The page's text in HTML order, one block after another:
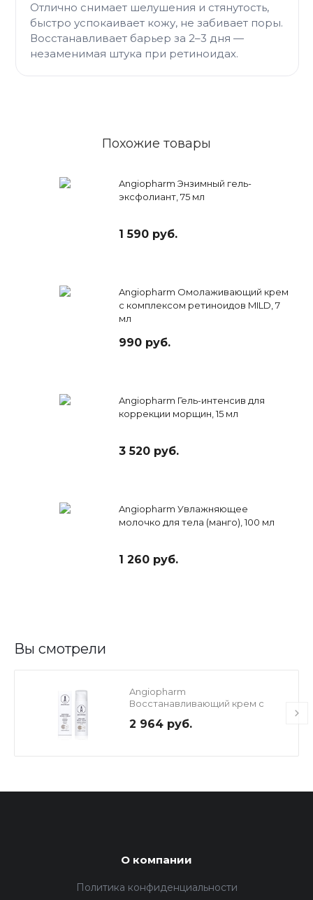
Отлично снимает шелушения и стянутость,
быстро успокаивает кожу, не забивает поры.
Восстанавливает барьер за 2–3 дня —
незаменимая штука при ретиноидах.
Похожие товары
Angiopharm Энзимный гель-
эксфолиант, 75 мл
1 590 руб.
Angiopharm Омолаживающий крем
с комплексом ретиноидов MILD, 7
мл
990 руб.
Angiopharm Гель-интенсив для
коррекции морщин, 15 мл
3 520 руб.
Angiopharm Увлажняющее
молочко для тела (манго), 100 мл
1 260 руб.
Вы смотрели
Angiopharm
Восстанавливающий крем с
2 964 руб.
О компании
Политика конфиденциальности